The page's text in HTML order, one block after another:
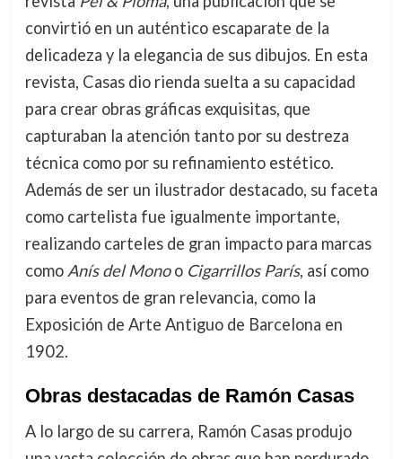
convirtió en un auténtico escaparate de la
delicadeza y la elegancia de sus dibujos. En esta
revista, Casas dio rienda suelta a su capacidad
para crear obras gráficas exquisitas, que
capturaban la atención tanto por su destreza
técnica como por su refinamiento estético.
Además de ser un ilustrador destacado, su faceta
como cartelista fue igualmente importante,
realizando carteles de gran impacto para marcas
como Anís del Monoo Cigarrillos París, así como
para eventos de gran relevancia, como la
Exposición de Arte Antiguo de Barcelona en
1902.
Obras destacadas de Ramón Casas
A lo largo de su carrera, Ramón Casas produjo